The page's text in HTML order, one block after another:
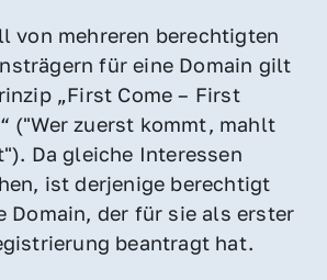
von mehreren berechtigten
für eine Domain gilt
„First Come – First
("Wer zuerst kommt, mahlt
Da gleiche Interessen
ist derjenige berechtigt
Domain, der für sie als erster
beantragt hat.